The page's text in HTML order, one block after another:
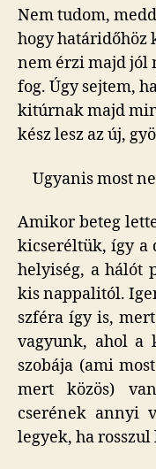
Nem tudom,
hogy
nem érzi majd jól
fog. Úgy sejtem,
kitúrnak majd
kész lesz az új,
Ugyanis most
Amikor beteg
kicseréltük, így a
helyiség, a hálót
kis nappalitól.
szféra így is,
vagyunk, ahol a
szobája (ami
mert közös)
cserének annyi
legyek, ha